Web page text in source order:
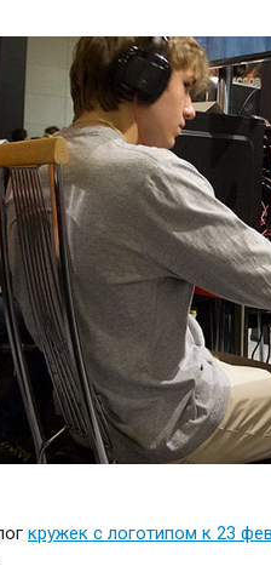
кружек с логотипом к 23